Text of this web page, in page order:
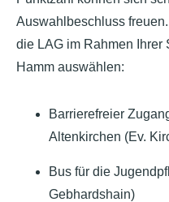
Auswahlbeschluss
die LAG im Rahmen Ihrer
Hamm auswählen:
Barrierefreier
Altenkirchen (Ev.
Bus für die
Gebhardshain)